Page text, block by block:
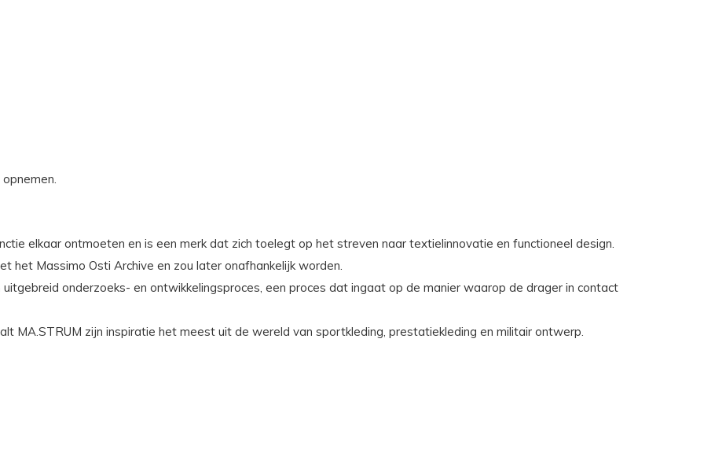
elkaar ontmoeten en is een merk dat zich toelegt op het streven naar textielinnovatie en functioneel design.
het Massimo Osti Archive en zou later onafhankelijk worden.
onderzoeks- en ontwikkelingsproces, een proces dat ingaat op de manier waarop de drager in contact
MA.STRUM zijn inspiratie het meest uit de wereld van sportkleding, prestatiekleding en militair ontwerp.